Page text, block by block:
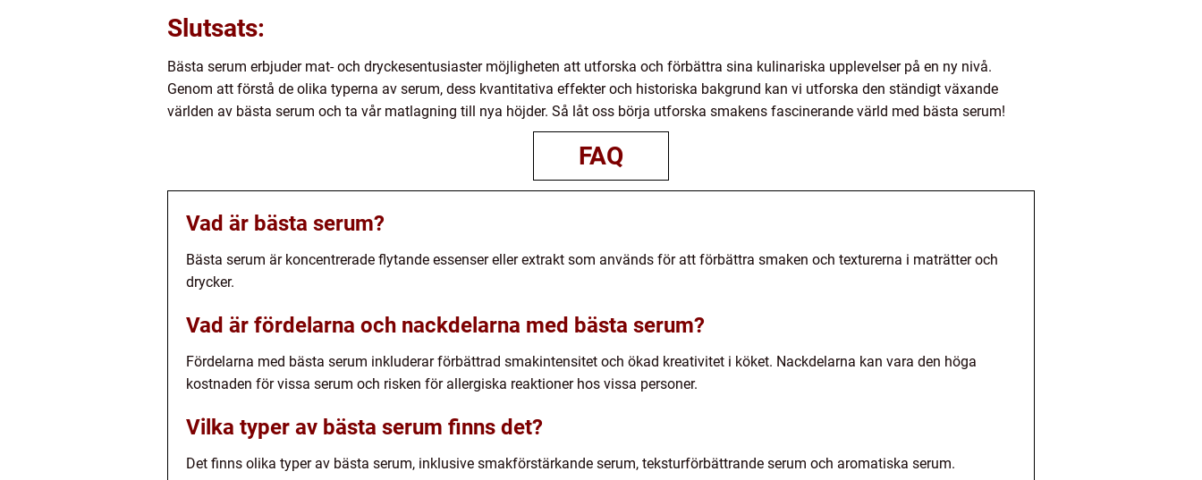
Slutsats:
Bästa serum erbjuder mat- och dryckesentusiaster möjligheten att utforska och förbättra sina kulinariska upplevelser på en ny nivå.
Genom att förstå de olika typerna av serum, dess kvantitativa effekter och historiska bakgrund kan vi utforska den ständigt växande
världen av bästa serum och ta vår matlagning till nya höjder. Så låt oss börja utforska smakens fascinerande värld med bästa serum!
FAQ
Vad är bästa serum?
Bästa serum är koncentrerade flytande essenser eller extrakt som används för att förbättra smaken och texturerna i maträtter och
drycker.
Vad är fördelarna och nackdelarna med bästa serum?
Fördelarna med bästa serum inkluderar förbättrad smakintensitet och ökad kreativitet i köket. Nackdelarna kan vara den höga
kostnaden för vissa serum och risken för allergiska reaktioner hos vissa personer.
Vilka typer av bästa serum finns det?
Det finns olika typer av bästa serum, inklusive smakförstärkande serum, teksturförbättrande serum och aromatiska serum.